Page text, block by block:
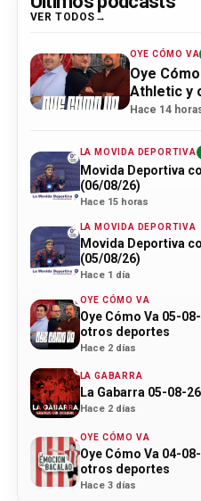
VER TODOS
OYE CÓMO VA
Oye
Athletic y
Hace 14
LA MOVIDA DEPORTIVA
Movida Deportiva
(06/08/26)
Hace 15 horas
LA MOVIDA DEPORTIVA
Movida Deportiva
(05/08/26)
Hace 1 día
OYE CÓMO VA
Oye Cómo Va 05-
otros deportes
Hace 2 días
LA GABARRA
La Gabarra 05-08-
Hace 2 días
OYE CÓMO VA
Oye Cómo Va 04-
otros deportes
Hace 3 días